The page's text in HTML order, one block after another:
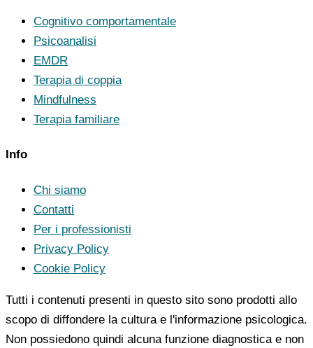
Cognitivo comportamentale
Psicoanalisi
EMDR
Terapia di coppia
Mindfulness
Terapia familiare
Info
Chi siamo
Contatti
Per i professionisti
Privacy Policy
Cookie Policy
Tutti i contenuti presenti in questo sito sono prodotti allo
scopo di diffondere la cultura e l'informazione psicologica.
Non possiedono quindi alcuna funzione diagnostica e non